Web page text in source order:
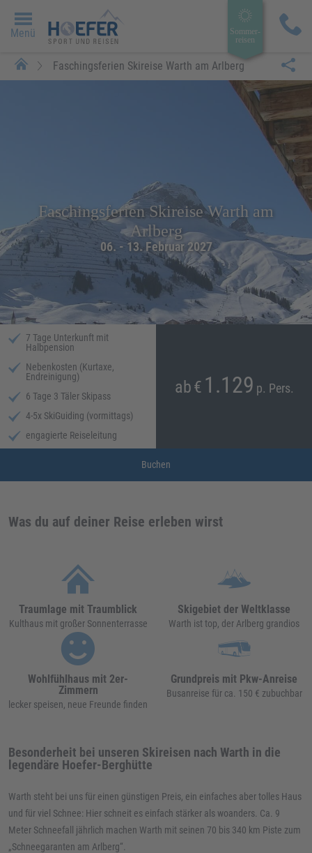
Menü
Sommer­
reisen
Faschingsferien Skireise Warth am Arlberg
Faschingsferien Skireise Warth am
Arlberg
06. - 13. Februar 2027
ab€ 1.129 p. Pers.
7 Tage Unterkunft mit
Halbpension
Nebenkosten (Kurtaxe,
Endreinigung)
6 Tage 3 Täler Skipass
4-5x SkiGuiding (vormittags)
engagierte Reiseleitung
Buchen
Was du auf deiner Reise erleben wirst
Traumlage mit Traumblick
Kulthaus mit großer Sonnenterrasse
Skigebiet der Weltklasse
Warth ist top, der Arlberg grandios
Wohlfühlhaus mit 2er-
Zimmern
lecker speisen, neue Freunde finden
Grundpreis mit Pkw-Anreise
Busanreise für ca. 150 € zubuchbar
Besonderheit bei unseren Skireisen nach Warth in die
legendäre Hoefer-Berghütte
Warth steht bei uns für einen günstigen Preis, ein einfaches aber tolles Haus
und für viel Schnee: Hier schneit es einfach stärker als woanders. Ca. 9
Meter Schneefall jährlich machen Warth mit seinen 70 bis 340 km Piste zum
„Schneegaranten am Arlberg“.